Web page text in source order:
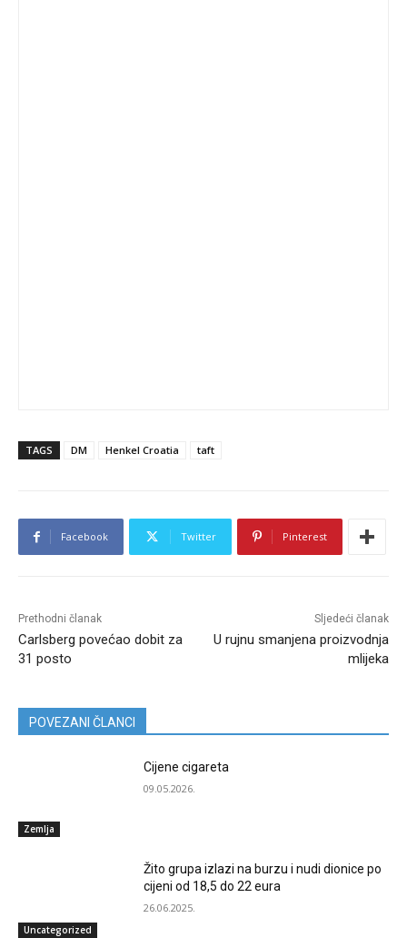
TAGS DM Henkel Croatia taft
Facebook Twitter Pinterest
Prethodni članak
Carlsberg povećao dobit za
31 posto
Sljedeći članak
U rujnu smanjena proizvodnja
mlijeka
POVEZANI ČLANCI
Zemlja
Cijene cigareta
09.05.2026.
Uncategorized
Žito grupa izlazi na burzu i nudi dionice po
cijeni od 18,5 do 22 eura
26.06.2025.